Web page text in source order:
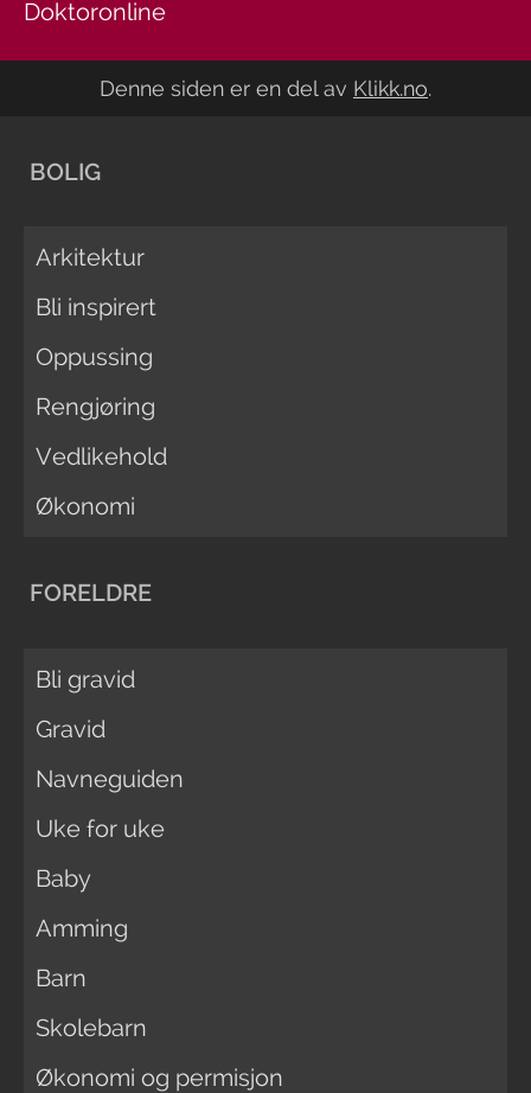
Doktoronline
Denne siden er en del av Klikk.no.
BOLIG
Arkitektur
Bli inspirert
Oppussing
Rengjøring
Vedlikehold
Økonomi
FORELDRE
Bli gravid
Gravid
Navneguiden
Uke for uke
Baby
Amming
Barn
Skolebarn
Økonomi og permisjon